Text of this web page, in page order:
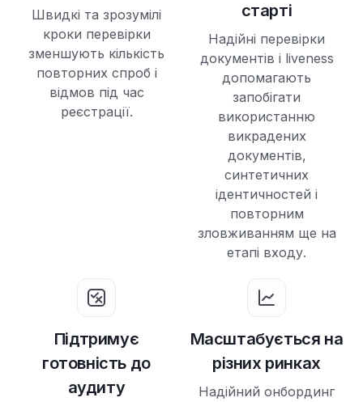
Швидкі та зрозумілі
кроки перевірки
зменшують кількість
повторних спроб і
відмов під час
реєстрації.
старті
Надійні перевірки
документів і liveness
допомагають
запобігати
використанню
викрадених
документів,
синтетичних
ідентичностей і
повторним
зловживанням ще на
етапі входу.
Підтримує
готовність до
аудиту
Масштабується на
різних ринках
Надійний онбординг